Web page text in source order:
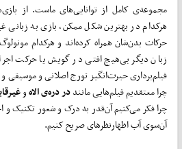
مجموعه‌ی کامل از توانایی‌های ماست. از
هرکدام در بهترین شکل ممکن، بازی به زبانی
حرکات بدن‌شان همراه کرده‌اند و هرکدام
زبان دیگر بی‌هیچ افتی در گویش یا حرکت اجرا
فیلم‌برداری حیرت‌انگیز تورج اصلانی و موسیقی
چرا معتقدیم فیلم‌هایی ماننددر دره‌ی الاهو
چرا فکر می‌کنیم آن‌قدر به درک و شعور تکنیک و
آن‌سوی آب اظهارنظرهای صریح کنیم.